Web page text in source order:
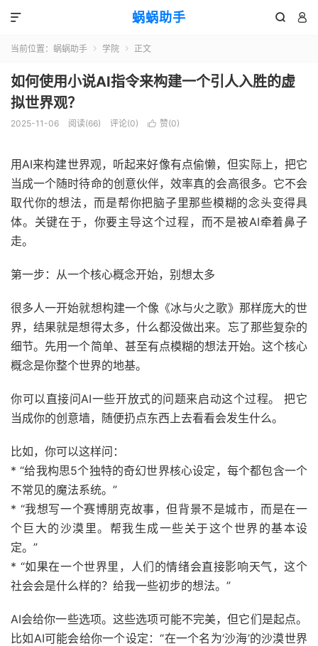
蜗蜗助手  

当前位置： 蜗蜗助手  学院  正文
如何使用小说AI指令来构建一个引人入胜的虚
拟世界观？
2025-11-06 阅读(66) 评论(0)  赞(0)
用AI来构建世界观，听起来好像有点偷懒，但实际上，把它
当成一个随时待命的创意伙伴，效率真的会高很多。它不会
取代你的想法，而是帮你把脑子里那些模糊的念头变得具
体。关键在于，你要主导这个过程，而不是被AI牵着鼻子
走。
第一步：从一个核心概念开始，别想太多
很多人一开始就想构建一个像《冰与火之歌》那样庞大的世
界，结果就是想得太多，什么都没做出来。忘了那些复杂的
细节。先用一个简单、甚至有点模糊的想法开始。这个核心
概念是你整个世界的地基。
你可以直接问AI一些开放式的问题来启动这个过程。 把它
当成你的创意墙，随便扔点东西上去看看会发生什么。
比如，你可以这样问：
* “给我构思5个独特的奇幻世界核心设定，每个都包含一个
不常见的魔法系统。”
* “我想写一个赛博朋克故事，但背景不是城市，而是在一
个巨大的沙漠里。帮我生成一些关于这个世界的基本设
定。”
* “如果在一个世界里，人们的情绪会直接影响天气，这个
社会会是什么样的？给我一些初步的想法。”
AI会给你一些选项。这些选项可能不完美，但它们是起点。
比如AI可能会给你一个设定：“在一个名为‘沙海’的沙漠世界